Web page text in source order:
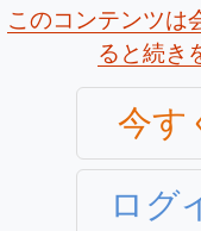
このコンテンツは
ると続き
今す
ログ